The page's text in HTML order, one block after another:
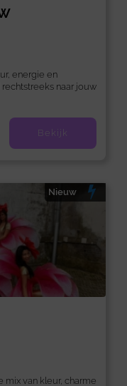
energie en
naar jouw
Bekijk
Nieuw
mix van kleur, charme